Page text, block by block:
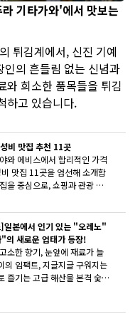
기타가와'에서 맛보는
튀김계에서, 신진 기예
의 흔들림 없는 신념과
와 희소한 품목들을 튀김
하고 있습니다.
비 맛집 추천 11곳
와 에비스에서 합리적인 가격
맛집 11곳을 엄선해 소개합
을 중심으로, 쇼핑과 관광 중
일본에서 인기 있는 "오레노"
의 새로운 업태가 등장!
소한 향기, 눈앞에 재료가 늘
의 임팩트, 지글지글 구워지는
기는 고급 해산물 본격 숯불